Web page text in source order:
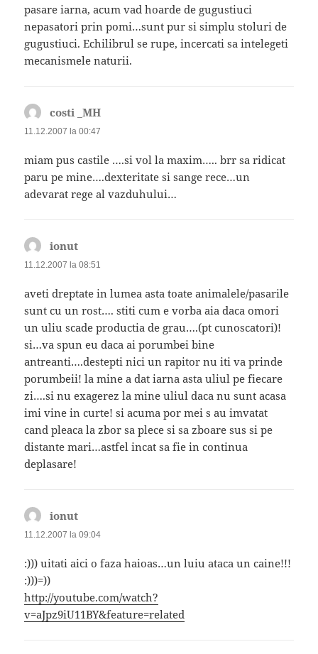
pasare iarna, acum vad hoarde de gugustiuci
nepasatori prin pomi…sunt pur si simplu stoluri de
gugustiuci. Echilibrul se rupe, incercati sa intelegeti
mecanismele naturii.
costi _MH
11.12.2007 la 00:47
miam pus castile ….si vol la maxim….. brr sa ridicat
paru pe mine….dexteritate si sange rece…un
adevarat rege al vazduhului…
ionut
11.12.2007 la 08:51
aveti dreptate in lumea asta toate animalele/pasarile
sunt cu un rost…. stiti cum e vorba aia daca omori
un uliu scade productia de grau….(pt cunoscatori)!
si…va spun eu daca ai porumbei bine
antreanti….destepti nici un rapitor nu iti va prinde
porumbeii! la mine a dat iarna asta uliul pe fiecare
zi….si nu exagerez la mine uliul daca nu sunt acasa
imi vine in curte! si acuma por mei s au imvatat
cand pleaca la zbor sa plece si sa zboare sus si pe
distante mari…astfel incat sa fie in continua
deplasare!
ionut
11.12.2007 la 09:04
:))) uitati aici o faza haioas…un luiu ataca un caine!!!
:)))=))
http://youtube.com/watch?
v=aJpz9iU11BY&feature=related